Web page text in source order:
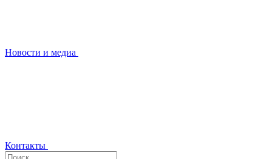
Новости и медиа
Контакты